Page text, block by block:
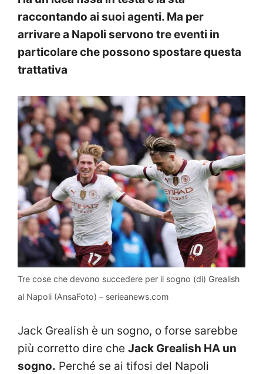
raccontando ai suoi agenti. Ma per
arrivare a Napoli servono tre eventi in
particolare che possono spostare questa
trattativa
Tre cose che devono succedere per il sogno (di) Grealish
al Napoli (AnsaFoto) – serieanews.com
Jack Grealish è un sogno, o forse sarebbe
più corretto dire che Jack Grealish HA un
sogno. Perché se ai tifosi del Napoli